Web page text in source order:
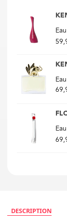
DESCRIPTION